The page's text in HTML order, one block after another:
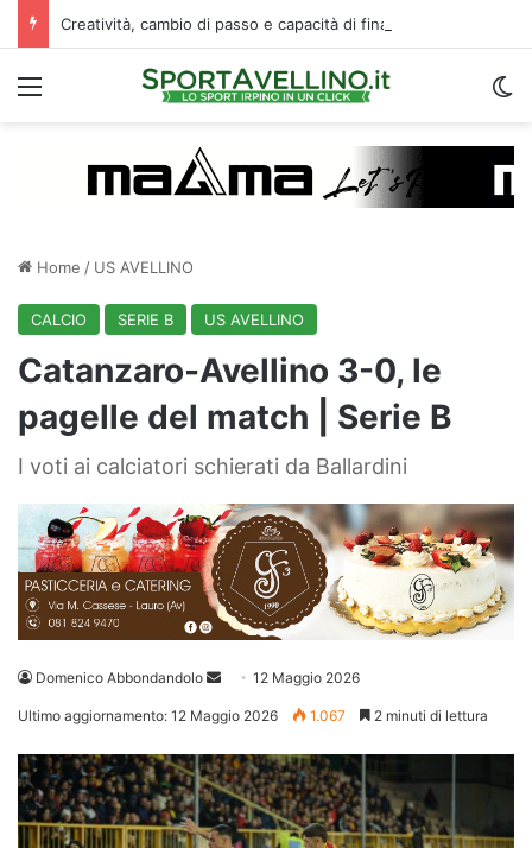
Menu
Home / US AVELLINO
CALCIO SERIE B US AVELLINO
Catanzaro-Avellino 3-0, le
pagelle del match | Serie B
I voti ai calciatori schierati da Ballardini
Domenico Abbondandolo
Invia 12 Maggio 2026
Ultimo aggiornamento: 12 Maggio 2026 1.067 2 minuti di lettura